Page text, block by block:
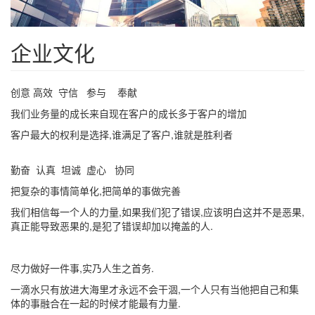
企业文化
创意 高效 守信 参与 奉献
我们业务量的成长来自现在客户的成长多于客户的增加
客户最大的权利是选择,谁满足了客户,谁就是胜利者
勤奋 认真 坦诚 虚心 协同
把复杂的事情简单化,把简单的事做完善
我们相信每一个人的力量,如果我们犯了错误,应该明白这并不是恶果,
真正能导致恶果的,是犯了错误却加以掩盖的人.
尽力做好一件事,实乃人生之首务.
一滴水只有放进大海里才永远不会干涸,一个人只有当他把自己和集
体的事融合在一起的时候才能最有力量.